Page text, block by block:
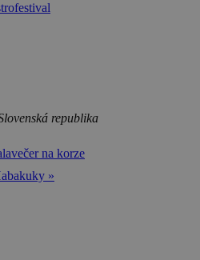
republika
na korze
»